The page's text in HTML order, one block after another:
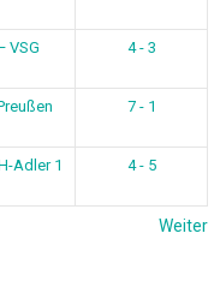
VSG
4 - 3
7 - 1
Adler 1 4 - 5
Weiter